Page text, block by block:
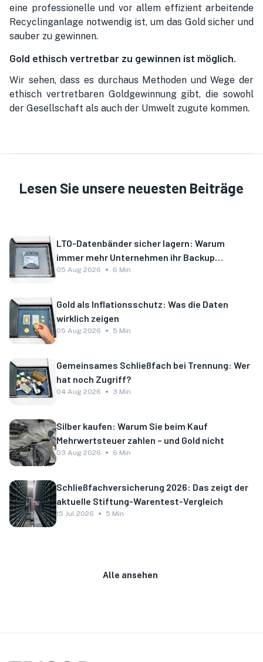
eine professionelle und vor allem effizient arbeitende
Recyclinganlage notwendig ist, um das Gold sicher und
sauber zu gewinnen.
Gold ethisch vertretbar zu gewinnen ist möglich.
Wir sehen, dass es durchaus Methoden und Wege der
ethisch vertretbaren Goldgewinnung gibt, die sowohl
der Gesellschaft als auch der Umwelt zugute kommen.
Lesen Sie unsere neuesten Beiträge
LTO-Datenbänder sicher lagern: Warum
immer mehr Unternehmen ihr Backup
auslagern
05 Aug 2026 6 Min
Gold als Inflationsschutz: Was die Daten
wirklich zeigen
05 Aug 2026 5 Min
Gemeinsames Schließfach bei Trennung: Wer
hat noch Zugriff?
04 Aug 2026 3 Min
Silber kaufen: Warum Sie beim Kauf
Mehrwertsteuer zahlen – und Gold nicht
03 Aug 2026 6 Min
Schließfachversicherung 2026: Das zeigt der
aktuelle Stiftung-Warentest-Vergleich
15 Jul 2026 5 Min
Alle ansehen